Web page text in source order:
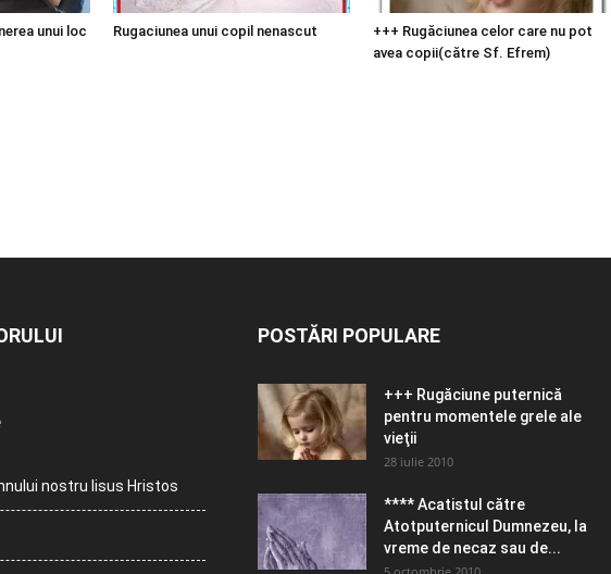
unui loc
Rugaciunea unui copil nenascut
+++ Rugăciunea celor care nu pot
avea copii(către Sf. Efrem)
nostru Iisus Hristos
POSTĂRI POPULARE
+++ Rugăciune puternică
pentru momentele grele ale
vieţii
28 iulie 2010
**** Acatistul către
Atotputernicul Dumnezeu, la
vreme de necaz sau de...